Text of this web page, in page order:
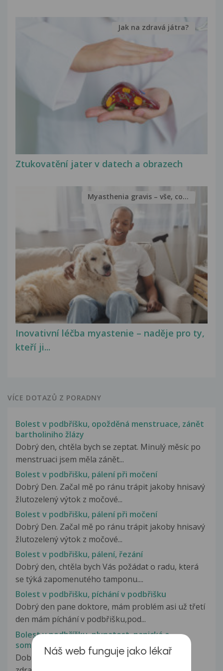
Ztukovatění jater v datech a obrazech
Jak na zdravá játra?
Inovativní léčba myastenie – naděje pro ty,
kteří ji...
Myasthenia gravis – vše, co...
VÍCE DOTAZŮ Z PORADNY
Bolest v podbříšku, opožděná menstruace, zánět
bartholiniho žlázy
Dobrý den, chtěla bych se zeptat. Minulý měsíc po
menstruaci jsem měla zánět...
Bolest v podbřišku, pálení při močení
Dobrý Den. Začal mě po ránu trápit jakoby hnisavý
žlutozelený výtok z močové...
Bolest v podbřišku, pálení při močení
Dobrý Den. Začal mě po ránu trápit jakoby hnisavý
žlutozelený výtok z močové...
Bolest v podbřišku, pálení, řezání
Dobrý den, chtěla bych Vás požádat o radu, která
se týká zapomenutého tamponu....
Bolest v podbřišku, píchání v podbřišku
Dobrý den pane doktore, mám problém asi už třetí
den mám píchání v podbřišku,pod...
Bolest v podbříšku, plynatost, panická a
somatizační porucha
Dobrý den, už půl roku se se mnou táhnou
Náš web funguje jako lékař